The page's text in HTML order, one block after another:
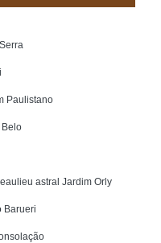
Paulistano
Belo
astral Jardim Orly
Barueri